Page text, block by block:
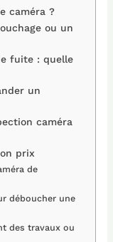
caméra ?
ou un
fuite : quelle
un
caméra
prix
de
déboucher une
des travaux ou